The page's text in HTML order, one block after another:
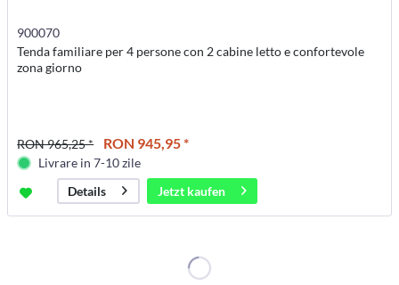
900070
Tenda familiare per 4 persone con 2 cabine letto e confortevole
zona giorno
RON 965,25 * RON 945,95 *
Livrare in 7-10 zile
Details
Jetzt kaufen